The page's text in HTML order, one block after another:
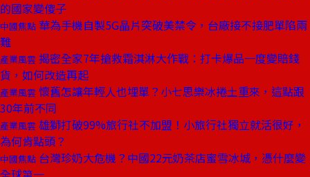
的國家變傻子
中國焦點 華為手機自製5G晶片突破美禁令，台廠接不接肥單陷兩
難
產業風雲 揭密全家7年搶救霜淇淋大作戰：打卡爆品一度變賠錢
貨，如何改造再起
產業風雲 懷舊怎讓年輕人也埋單？小七思樂冰捲土重來，這點跟
30年前不同
產業風雲 雄獅打破99%旅行社不加盟！小旅行社獨立就活很好，
為何肯點頭？
中國焦點 台灣珍奶大危機？中國22元奶茶店蜜雪冰城，憑什麼變